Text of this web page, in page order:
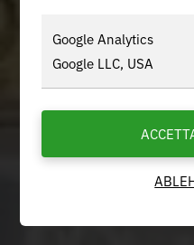
Google Analytics
Google LLC, USA